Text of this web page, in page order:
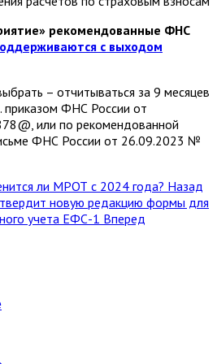
рекомендованные ФНС
с выходом
– отчитываться за 9 месяцев
приказом ФНС России от
или по рекомендованной
ФНС России от 26.09.2023 №
ли МРОТ с 2024 года? Назад
новую редакцию формы для
учета ЕФС-1 Вперед